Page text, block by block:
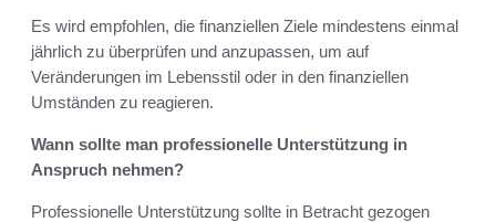
Es wird empfohlen, die finanziellen Ziele mindestens einmal
jährlich zu überprüfen und anzupassen, um auf
Veränderungen im Lebensstil oder in den finanziellen
Umständen zu reagieren.
Wann sollte man professionelle Unterstützung in
Anspruch nehmen?
Professionelle Unterstützung sollte in Betracht gezogen